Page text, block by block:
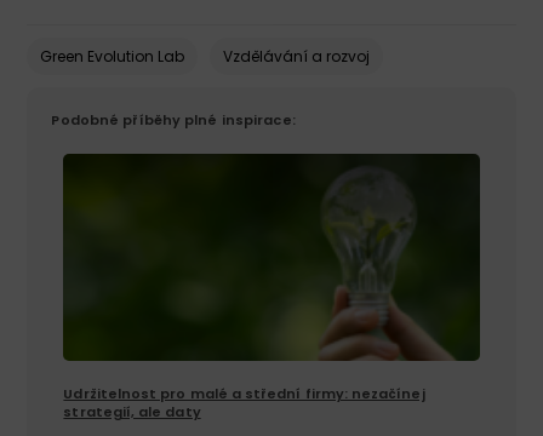
Green Evolution Lab Vzdělávání a rozvoj
Podobné příběhy plné inspirace:
Udržitelnost pro malé a střední firmy: nezačínej
strategií, ale daty